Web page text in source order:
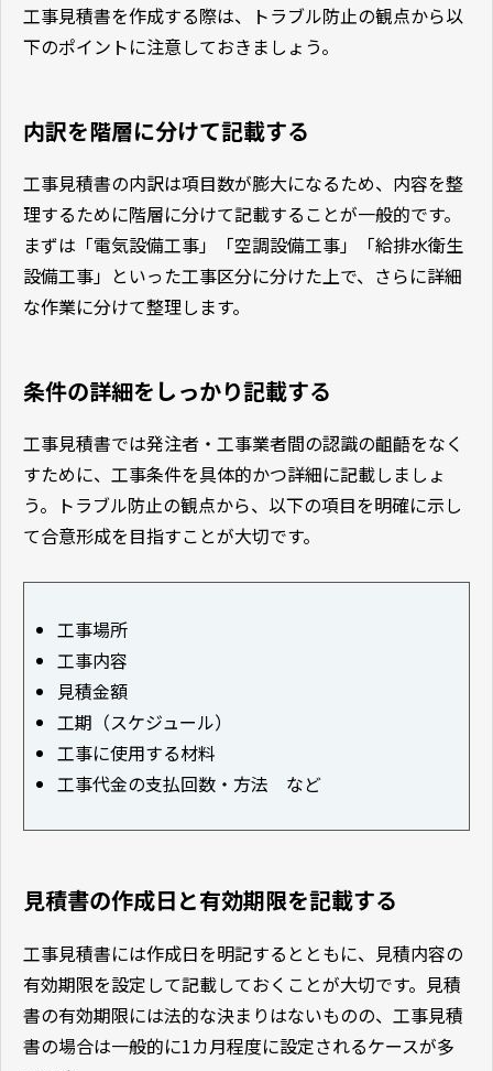
工事見積書を作成する際は、トラブル防止の観点から以
下のポイントに注意しておきましょう。
内訳を階層に分けて記載する
工事見積書の内訳は項目数が膨大になるため、内容を整
理するために階層に分けて記載することが一般的です。
まずは「電気設備工事」「空調設備工事」「給排水衛生
設備工事」といった工事区分に分けた上で、さらに詳細
な作業に分けて整理します。
条件の詳細をしっかり記載する
工事見積書では発注者・工事業者間の認識の齟齬をなく
すために、工事条件を具体的かつ詳細に記載しましょ
う。トラブル防止の観点から、以下の項目を明確に示し
て合意形成を目指すことが大切です。
工事場所
工事内容
見積金額
工期（スケジュール）
工事に使用する材料
工事代金の支払回数・方法 など
見積書の作成日と有効期限を記載する
工事見積書には作成日を明記するとともに、見積内容の
有効期限を設定して記載しておくことが大切です。見積
書の有効期限には法的な決まりはないものの、工事見積
書の場合は一般的に1カ月程度に設定されるケースが多